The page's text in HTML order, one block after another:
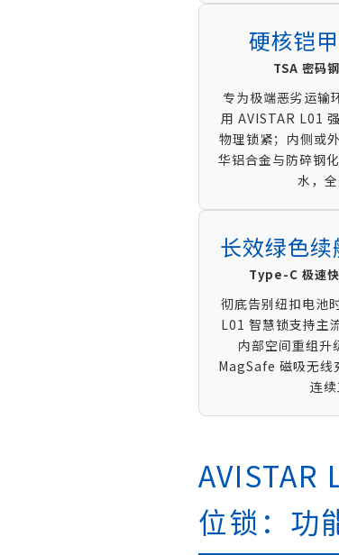
硬核铠
TSA 密码
专为极端恶劣运输
用 AVISTAR L01
物理锁紧；内侧或
华铝合金与防碎钢
水，
长效绿色
Type-C 极速
彻底告别纽扣电池
L01 智慧锁支持主
内部空间重组升
MagSafe 磁吸无线
连续
AVISTAR
位锁：功